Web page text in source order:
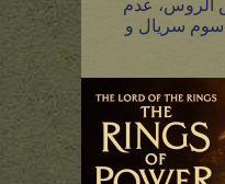
الروس، عدم
سریال و